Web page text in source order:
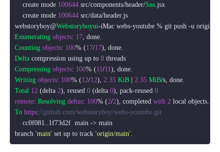
    create mode
100644 src/components/header/Sns jsx
    create mode
100644 src/data/header. js
webstoryboy@Webstoryboyui
Enumerating objects: 17
Counting objects: 100% (17/17
Delta compression using up to 8
Compressing objects: 100% (11/11
Writing objects: 100% (12/12), 2.35 KiB | 2.35 MiB
Total 12 (delta 2), reused 0 (delta 0), pack-reused 0
remote: Resolving deltas: 100% (2/2), completed with 2
To https://github.com/webstoryboy/webs-youtube.git
    cc0f081..1f73d2f  main -> main
branch 'main' set up to track 'origin/main'